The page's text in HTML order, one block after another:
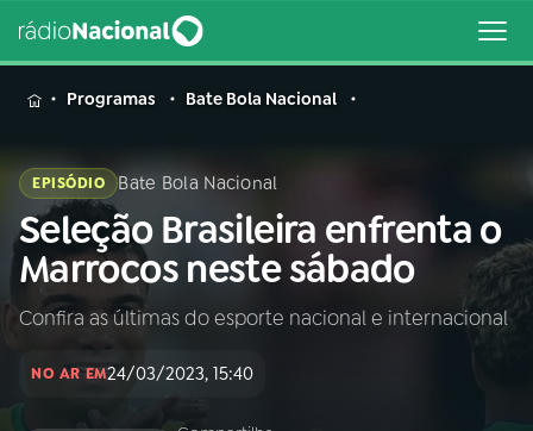
MENU
Buscar
na
Rádio
Nacional
Buscar
Programas Bate Bola Nacional
EPISÓDIO Bate Bola Nacional
Seleção Brasileira enfrenta o
Marrocos neste sábado
Confira as últimas do esporte nacional e internacional
NO AR EM24/03/2023, 15:40